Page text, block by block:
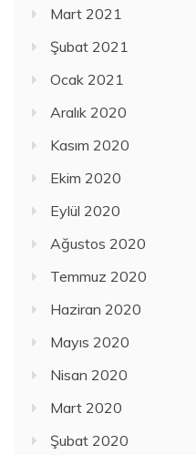
Mart 2021
Şubat 2021
Ocak 2021
Aralık 2020
Kasım 2020
Ekim 2020
Eylül 2020
Ağustos 2020
Temmuz 2020
Haziran 2020
Mayıs 2020
Nisan 2020
Mart 2020
Şubat 2020